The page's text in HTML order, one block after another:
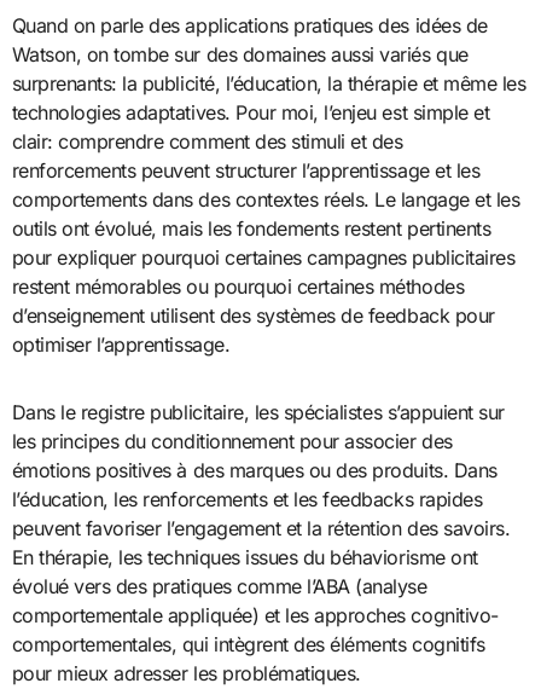
Quand on parle des applications pratiques des idées de
Watson, on tombe sur des domaines aussi variés que
surprenants: la publicité, l’éducation, la thérapie et même les
technologies adaptatives. Pour moi, l’enjeu est simple et
clair: comprendre comment des stimuli et des
renforcements peuvent structurer l’apprentissage et les
comportements dans des contextes réels. Le langage et les
outils ont évolué, mais les fondements restent pertinents
pour expliquer pourquoi certaines campagnes publicitaires
restent mémorables ou pourquoi certaines méthodes
d’enseignement utilisent des systèmes de feedback pour
optimiser l’apprentissage.
Dans le registre publicitaire, les spécialistes s’appuient sur
les principes du conditionnement pour associer des
émotions positives à des marques ou des produits. Dans
l’éducation, les renforcements et les feedbacks rapides
peuvent favoriser l’engagement et la rétention des savoirs.
En thérapie, les techniques issues du béhaviorisme ont
évolué vers des pratiques comme l’ABA (analyse
comportementale appliquée) et les approches cognitivo-
comportementales, qui intègrent des éléments cognitifs
pour mieux adresser les problématiques.